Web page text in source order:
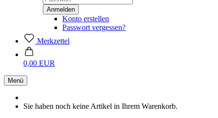
Konto erstellen
Passwort vergessen?
Merkzettel
0,00 EUR
Menü
Sie haben noch keine Artikel in Ihrem Warenkorb.